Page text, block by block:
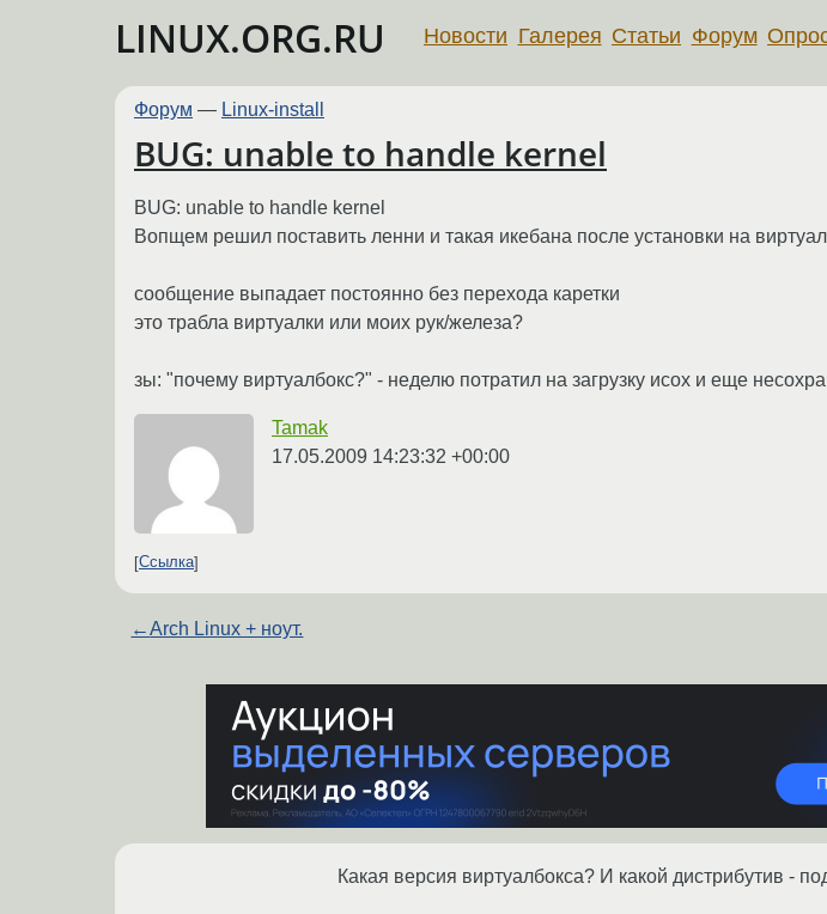
LINUX.ORG.RU Новости Галерея Статьи Форум
Форум — Linux-install
BUG: unable to handle kernel
BUG: unable to handle kernel
Вопщем решил поставить ленни и такая икебана после установки на
сообщение выпадает постоянно без перехода каретки
это трабла виртуалки или моих рук/железа?
зы: "почему виртуалбокс?" - неделю потратил на загрузку исох и еще
Tamak
17.05.2009 14:23:32 +00:00
Ссылка
←Arch Linux + ноут.
Какая версия виртуалбокса? И какой дистрибутив -